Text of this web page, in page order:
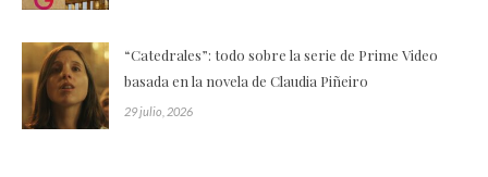
“Catedrales”: todo sobre la serie de Prime Video
basada en la novela de Claudia Piñeiro
29 julio, 2026